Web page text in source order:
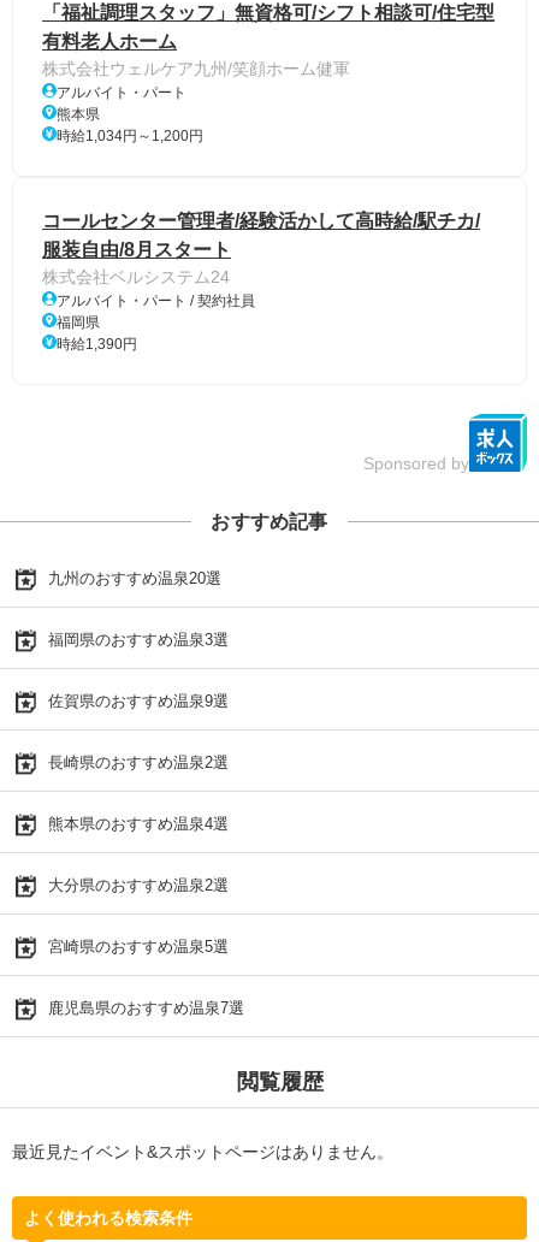
「福祉調理スタッフ」無資格可/シフト相談可/住宅型
有料老人ホーム
株式会社ウェルケア九州/笑顔ホーム健軍
アルバイト・パート
熊本県
時給1,034円～1,200円
コールセンター管理者/経験活かして高時給/駅チカ/
服装自由/8月スタート
株式会社ベルシステム24
アルバイト・パート / 契約社員
福岡県
時給1,390円
Sponsored by
おすすめ記事
九州のおすすめ温泉20選
福岡県のおすすめ温泉3選
佐賀県のおすすめ温泉9選
長崎県のおすすめ温泉2選
熊本県のおすすめ温泉4選
大分県のおすすめ温泉2選
宮崎県のおすすめ温泉5選
鹿児島県のおすすめ温泉7選
閲覧履歴
最近見たイベント&スポットページはありません。
よく使われる検索条件